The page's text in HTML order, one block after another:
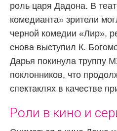
роль царя Дадона. В
комедианта» зрители
черной комедии «Лир»,
снова выступил К.
Дарья покинула труппу
поклонников, что
спектаклях в качестве
Роли в кино и